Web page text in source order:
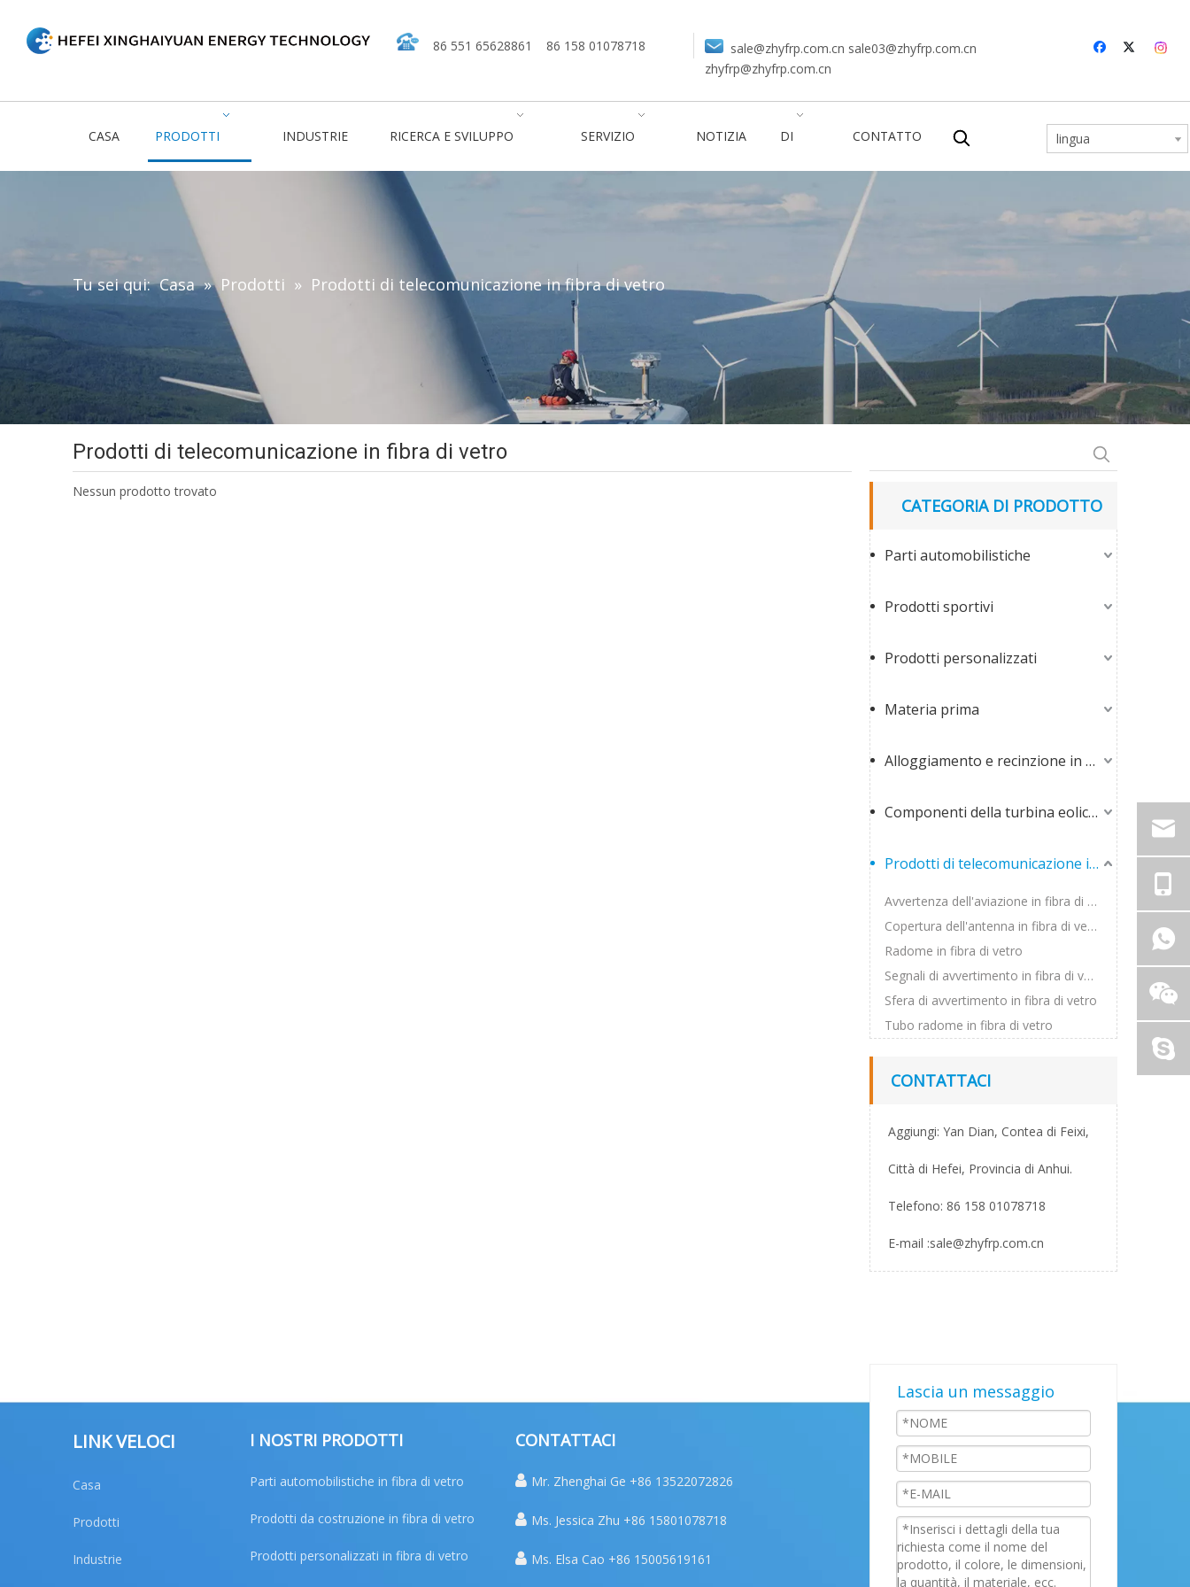
86 551 65628861 86 158 01078718 sale@zhyfrp.com.cn sale03@zhyfrp.com.cn
zhyfrp@zhyfrp.com.cn
CASA PRODOTTI INDUSTRIE RICERCA E SVILUPPO SERVIZIO NOTIZIA DI CONTATTO lingua
Tu sei qui: Casa » Prodotti » Prodotti di telecomunicazione in fibra di vetro
Prodotti di telecomunicazione in fibra di vetro
Nessun prodotto trovato
CATEGORIA DI PRODOTTO
Parti automobilistiche
Prodotti sportivi
Prodotti personalizzati
Materia prima
Alloggiamento e recinzione in fibra di vetro
Componenti della turbina eolica in fibra di vetro
Prodotti di telecomunicazione in fibra di vetro
Avvertenza dell'aviazione in fibra di vetro
Copertura dell'antenna in fibra di vetro
Radome in fibra di vetro
Segnali di avvertimento in fibra di vetro
Sfera di avvertimento in fibra di vetro
Tubo radome in fibra di vetro
CONTATTACI
Aggiungi: Yan Dian, Contea di Feixi,
Città di Hefei, Provincia di Anhui.
Telefono: 86 158 01078718
E-mail :sale@zhyfrp.com.cn
LINK VELOCI
Casa
Prodotti
Industrie
I NOSTRI PRODOTTI
Parti automobilistiche in fibra di vetro
Prodotti da costruzione in fibra di vetro
Prodotti personalizzati in fibra di vetro
CONTATTACI
 Mr. Zhenghai Ge +86 13522072826
 Ms. Jessica Zhu +86 15801078718
 Ms. Elsa Cao +86 15005619161
Lascia un messaggio